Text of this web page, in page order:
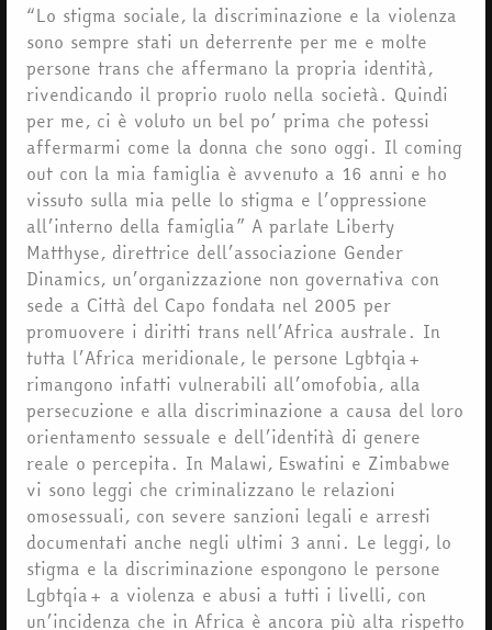
“Lo stigma sociale, la discriminazione e la violenza
sono sempre stati un deterrente per me e molte
persone trans che affermano la propria identità,
rivendicando il proprio ruolo nella società. Quindi
per me, ci è voluto un bel po’ prima che potessi
affermarmi come la donna che sono oggi. Il coming
out con la mia famiglia è avvenuto a 16 anni e ho
vissuto sulla mia pelle lo stigma e l’oppressione
all’interno della famiglia” A parlate Liberty
Matthyse, direttrice dell’associazione Gender
Dinamics, un’organizzazione non governativa con
sede a Città del Capo fondata nel 2005 per
promuovere i diritti trans nell’Africa australe. In
tutta l’Africa meridionale, le persone Lgbtqia+
rimangono infatti vulnerabili all’omofobia, alla
persecuzione e alla discriminazione a causa del loro
orientamento sessuale e dell’identità di genere
reale o percepita. In Malawi, Eswatini e Zimbabwe
vi sono leggi che criminalizzano le relazioni
omosessuali, con severe sanzioni legali e arresti
documentati anche negli ultimi 3 anni. Le leggi, lo
stigma e la discriminazione espongono le persone
Lgbtqia+ a violenza e abusi a tutti i livelli, con
un’incidenza che in Africa è ancora più alta rispetto